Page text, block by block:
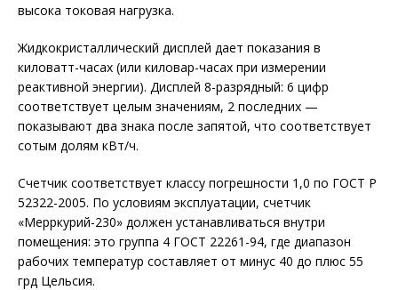
высока токовая нагрузка.
Жидкокристаллический дисплей дает показания в
киловатт-часах (или киловар-часах при измерении
реактивной энергии). Дисплей 8-разрядный: 6 цифр
соответствует целым значениям, 2 последних —
показывают два знака после запятой, что соответствует
сотым долям кВт/ч.
Счетчик соответствует классу погрешности 1,0 по ГОСТ Р
52322-2005. По условиям эксплуатации, счетчик
«Мерркурий-230» должен устанавливаться внутри
помещения: это группа 4 ГОСТ 22261-94, где диапазон
рабочих температур составляет от минус 40 до плюс 55
грд Цельсия.